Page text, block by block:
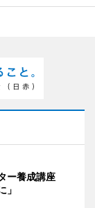
ー養成講座
」